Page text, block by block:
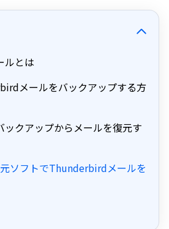
ルとは
メールをバックアップする方
クアップからメールを復元す
ソフトでThunderbirdメールを